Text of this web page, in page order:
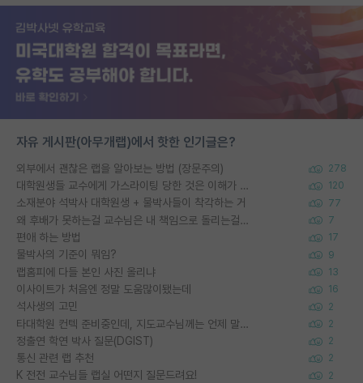
자유 게시판(아무개랩)에서 핫한 인기글은?
외부에서 괜찮은 랩을 알아보는 방법 (장문주의) 278
대학원생들 교수에게 가스라이팅 당한 것은 이해가 갑니다. 안타깝네요. 120
소재분야 석박사 대학원생 + 물박사들이 착각하는 거 77
왜 후배가 못하는걸 교수님은 내 책임으로 돌리는걸까요? 7
편애 하는 방법 17
물박사의 기준이 뭐임? 9
랩홈피에 다들 본인 사진 올리냐 13
이사이트가 처음엔 정말 도움많이됐는데 16
석사생의 고민 2
타대학원 컨텍 준비중인데, 지도교수님께는 언제 말씀드려야 할까요? 2
정출연 학연 박사 질문(DGIST) 2
통신 관련 랩 추천 2
K 전전 교수님들 랩실 어떤지 질문드려요! 2